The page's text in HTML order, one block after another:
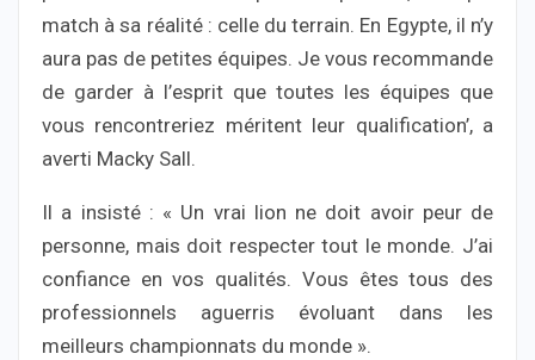
match à sa réalité : celle du terrain. En Egypte, il n’y
aura pas de petites équipes. Je vous recommande
de garder à l’esprit que toutes les équipes que
vous rencontreriez méritent leur qualification’, a
averti Macky Sall.
Il a insisté : « Un vrai lion ne doit avoir peur de
personne, mais doit respecter tout le monde. J’ai
confiance en vos qualités. Vous êtes tous des
professionnels aguerris évoluant dans les
meilleurs championnats du monde ».